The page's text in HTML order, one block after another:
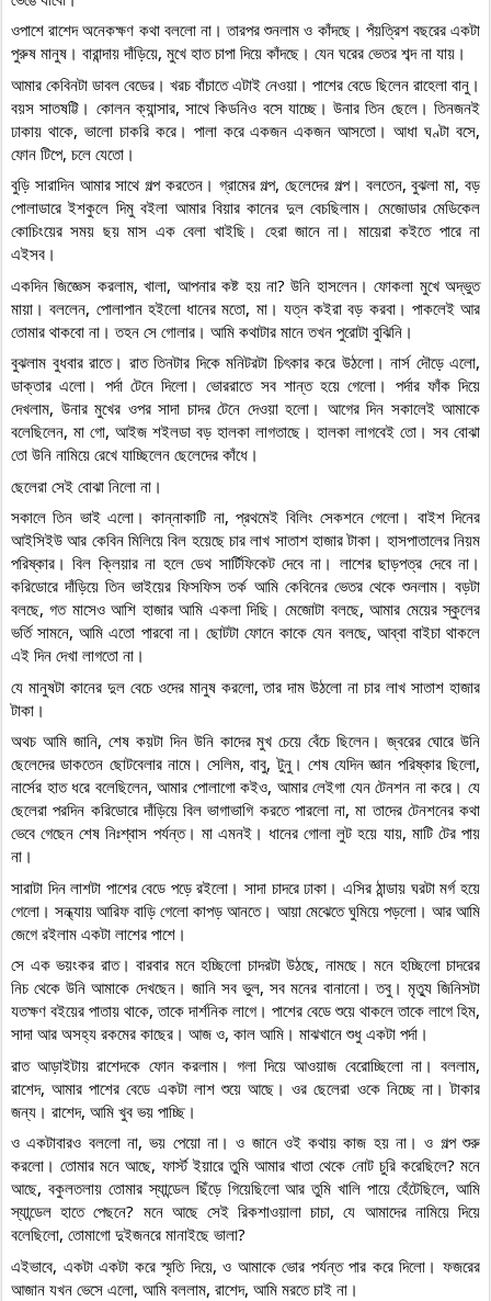
ওপাশে রাশেদ অনেকক্ষণ কথা বললো না। তারপর শুনলাম ও কাঁদছে। পঁয়ত্রিশ বছরের একটা
পুরুষ মানুষ। বারান্দায় দাঁড়িয়ে, মুখে হাত চাপা দিয়ে কাঁদছে। যেন ঘরের ভেতর শব্দ না যায়।
আমার কেবিনটা ডাবল বেডের। খরচ বাঁচাতে এটাই নেওয়া। পাশের বেডে ছিলেন রাহেলা বানু।
বয়স সাতষট্টি। কোলন ক্যান্সার, সাথে কিডনিও বসে যাচ্ছে। উনার তিন ছেলে। তিনজনই
ঢাকায় থাকে, ভালো চাকরি করে। পালা করে একজন একজন আসতো। আধা ঘণ্টা বসে,
ফোন টিপে, চলে যেতো।
বুড়ি সারাদিন আমার সাথে গল্প করতেন। গ্রামের গল্প, ছেলেদের গল্প। বলতেন, বুঝলা মা, বড়
পোলাডারে ইশকুলে দিমু বইলা আমার বিয়ার কানের দুল বেচছিলাম। মেজোডার মেডিকেল
কোচিংয়ের সময় ছয় মাস এক বেলা খাইছি। হেরা জানে না। মায়েরা কইতে পারে না
এইসব।
একদিন জিজ্ঞেস করলাম, খালা, আপনার কষ্ট হয় না? উনি হাসলেন। ফোকলা মুখে অদ্ভুত
মায়া। বললেন, পোলাপান হইলো ধানের মতো, মা। যত্ন কইরা বড় করবা। পাকলেই আর
তোমার থাকবো না। তহন সে গোলার। আমি কথাটার মানে তখন পুরোটা বুঝিনি।
বুঝলাম বুধবার রাতে। রাত তিনটার দিকে মনিটরটা চিৎকার করে উঠলো। নার্স দৌড়ে এলো,
ডাক্তার এলো। পর্দা টেনে দিলো। ভোররাতে সব শান্ত হয়ে গেলো। পর্দার ফাঁক দিয়ে
দেখলাম, উনার মুখের ওপর সাদা চাদর টেনে দেওয়া হলো। আগের দিন সকালেই আমাকে
বলেছিলেন, মা গো, আইজ শইলডা বড় হালকা লাগতাছে। হালকা লাগবেই তো। সব বোঝা
তো উনি নামিয়ে রেখে যাচ্ছিলেন ছেলেদের কাঁধে।
ছেলেরা সেই বোঝা নিলো না।
সকালে তিন ভাই এলো। কান্নাকাটি না, প্রথমেই বিলিং সেকশনে গেলো। বাইশ দিনের
আইসিইউ আর কেবিন মিলিয়ে বিল হয়েছে চার লাখ সাতাশ হাজার টাকা। হাসপাতালের নিয়ম
পরিষ্কার। বিল ক্লিয়ার না হলে ডেথ সার্টিফিকেট দেবে না। লাশের ছাড়পত্র দেবে না।
করিডোরে দাঁড়িয়ে তিন ভাইয়ের ফিসফিস তর্ক আমি কেবিনের ভেতর থেকে শুনলাম। বড়টা
বলছে, গত মাসেও আশি হাজার আমি একলা দিছি। মেজোটা বলছে, আমার মেয়ের স্কুলের
ভর্তি সামনে, আমি এতো পারবো না। ছোটটা ফোনে কাকে যেন বলছে, আব্বা বাইচা থাকলে
এই দিন দেখা লাগতো না।
যে মানুষটা কানের দুল বেচে ওদের মানুষ করলো, তার দাম উঠলো না চার লাখ সাতাশ হাজার
টাকা।
অথচ আমি জানি, শেষ কয়টা দিন উনি কাদের মুখ চেয়ে বেঁচে ছিলেন। জ্বরের ঘোরে উনি
ছেলেদের ডাকতেন ছোটবেলার নামে। সেলিম, বাবু, টুনু। শেষ যেদিন জ্ঞান পরিষ্কার ছিলো,
নার্সের হাত ধরে বলেছিলেন, আমার পোলাগো কইও, আমার লেইগা যেন টেনশন না করে। যে
ছেলেরা পরদিন করিডোরে দাঁড়িয়ে বিল ভাগাভাগি করতে পারলো না, মা তাদের টেনশনের কথা
ভেবে গেছেন শেষ নিঃশ্বাস পর্যন্ত। মা এমনই। ধানের গোলা লুট হয়ে যায়, মাটি টের পায়
না।
সারাটা দিন লাশটা পাশের বেডে পড়ে রইলো। সাদা চাদরে ঢাকা। এসির ঠান্ডায় ঘরটা মর্গ হয়ে
গেলো। সন্ধ্যায় আরিফ বাড়ি গেলো কাপড় আনতে। আয়া মেঝেতে ঘুমিয়ে পড়লো। আর আমি
জেগে রইলাম একটা লাশের পাশে।
সে এক ভয়ংকর রাত। বারবার মনে হচ্ছিলো চাদরটা উঠছে, নামছে। মনে হচ্ছিলো চাদরের
নিচ থেকে উনি আমাকে দেখছেন। জানি সব ভুল, সব মনের বানানো। তবু। মৃত্যু জিনিসটা
যতক্ষণ বইয়ের পাতায় থাকে, তাকে দার্শনিক লাগে। পাশের বেডে শুয়ে থাকলে তাকে লাগে হিম,
সাদা আর অসহ্য রকমের কাছের। আজ ও, কাল আমি। মাঝখানে শুধু একটা পর্দা।
রাত আড়াইটায় রাশেদকে ফোন করলাম। গলা দিয়ে আওয়াজ বেরোচ্ছিলো না। বললাম,
রাশেদ, আমার পাশের বেডে একটা লাশ শুয়ে আছে। ওর ছেলেরা ওকে নিচ্ছে না। টাকার
জন্য। রাশেদ, আমি খুব ভয় পাচ্ছি।
ও একটাবারও বললো না, ভয় পেয়ো না। ও জানে ওই কথায় কাজ হয় না। ও গল্প শুরু
করলো। তোমার মনে আছে, ফার্স্ট ইয়ারে তুমি আমার খাতা থেকে নোট চুরি করেছিলে? মনে
আছে, বকুলতলায় তোমার স্যান্ডেল ছিঁড়ে গিয়েছিলো আর তুমি খালি পায়ে হেঁটেছিলে, আমি
স্যান্ডেল হাতে পেছনে? মনে আছে সেই রিকশাওয়ালা চাচা, যে আমাদের নামিয়ে দিয়ে
বলেছিলো, তোমাগো দুইজনরে মানাইছে ভালা?
এইভাবে, একটা একটা করে স্মৃতি দিয়ে, ও আমাকে ভোর পর্যন্ত পার করে দিলো। ফজরের
আজান যখন ভেসে এলো, আমি বললাম, রাশেদ, আমি মরতে চাই না।